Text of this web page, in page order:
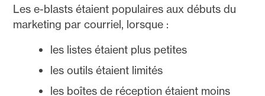
Les e-blasts étaient populaires aux débuts du
marketing par courriel, lorsque :
les listes étaient plus petites
les outils étaient limités
les boîtes de réception étaient moins